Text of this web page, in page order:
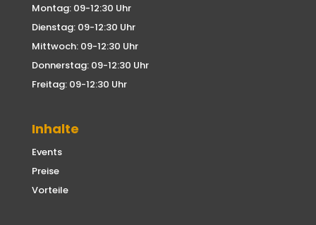
Montag: 09-12:30 Uhr
Dienstag: 09-12:30 Uhr
Mittwoch: 09-12:30 Uhr
Donnerstag: 09-12:30 Uhr
Freitag: 09-12:30 Uhr
Inhalte
Events
Preise
Vorteile